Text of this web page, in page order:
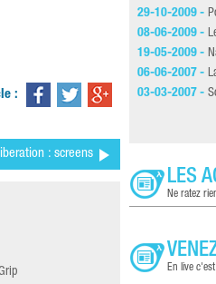
:
: screens
29-10-2009 -
08-06-2009 -
19-05-2009 -
06-06-2007 -
03-03-2007 -
LES
Ne ratez
En live